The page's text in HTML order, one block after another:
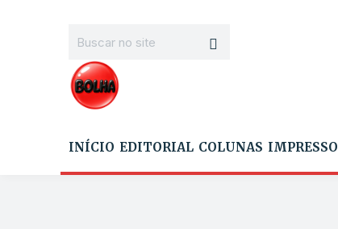
INÍCIO EDITORIAL COLUNAS IMPRESSO